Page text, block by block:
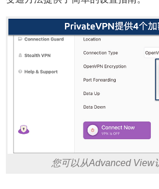
您可以从Advanced View